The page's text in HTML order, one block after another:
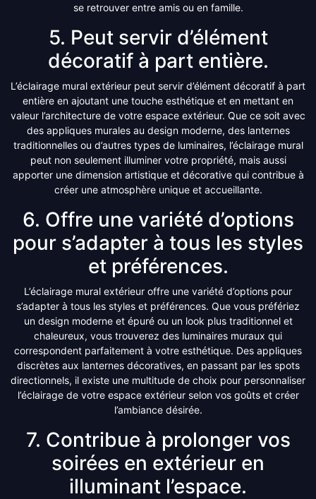
se retrouver entre amis ou en famille.
5. Peut servir d’élément
décoratif à part entière.
L’éclairage mural extérieur peut servir d’élément décoratif à part
entière en ajoutant une touche esthétique et en mettant en
valeur l’architecture de votre espace extérieur. Que ce soit avec
des appliques murales au design moderne, des lanternes
traditionnelles ou d’autres types de luminaires, l’éclairage mural
peut non seulement illuminer votre propriété, mais aussi
apporter une dimension artistique et décorative qui contribue à
créer une atmosphère unique et accueillante.
6. Offre une variété d’options
pour s’adapter à tous les styles
et préférences.
L’éclairage mural extérieur offre une variété d’options pour
s’adapter à tous les styles et préférences. Que vous préfériez
un design moderne et épuré ou un look plus traditionnel et
chaleureux, vous trouverez des luminaires muraux qui
correspondent parfaitement à votre esthétique. Des appliques
discrètes aux lanternes décoratives, en passant par les spots
directionnels, il existe une multitude de choix pour personnaliser
l’éclairage de votre espace extérieur selon vos goûts et créer
l’ambiance désirée.
7. Contribue à prolonger vos
soirées en extérieur en
illuminant l’espace.